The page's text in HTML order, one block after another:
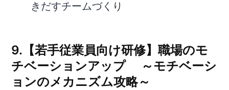
きだすチームづくり
9.【若手従業員向け研修】職場のモ
チベーションアップ ～モチベーシ
ョンのメカニズム攻略～